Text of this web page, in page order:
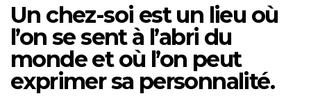
Un chez-soi est un lieu où
l’on se sent à l’abri du
monde et où l’on peut
exprimer sa personnalité.